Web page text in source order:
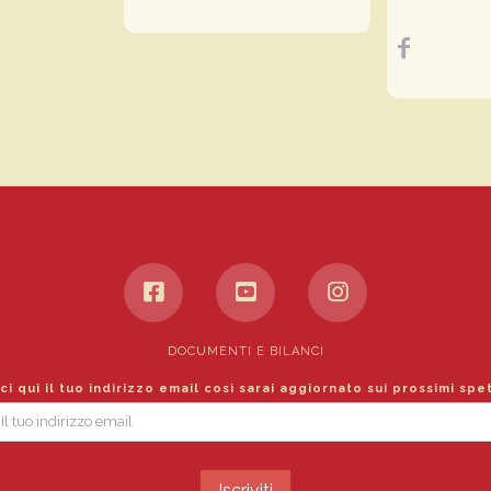
DOCUMENTI E BILANCI
qui il tuo indirizzo email così sarai aggiornato sui prossimi